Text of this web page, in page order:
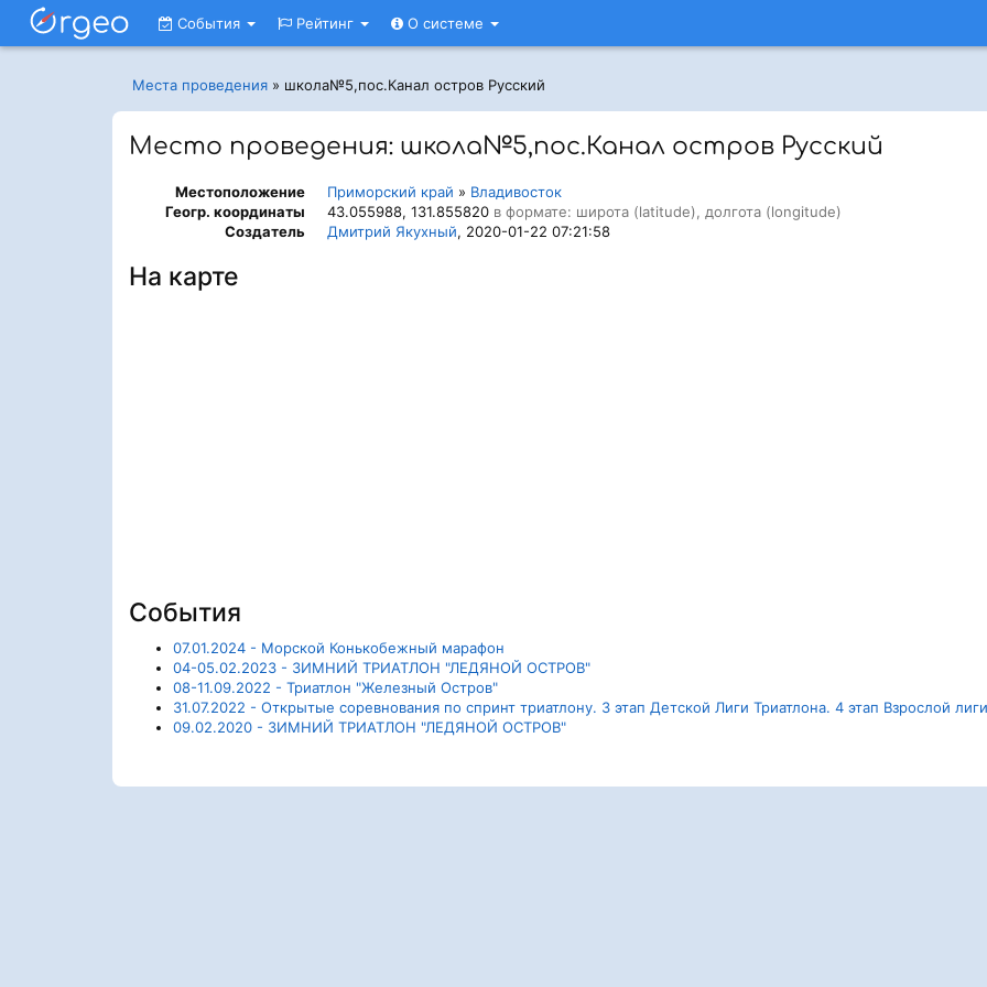
События Рейтинг О системе
Места проведения » школа№5,пос.Канал остров Русский
Место проведения: школа№5,пос.Канал остров Русский
Местоположение Приморский край » Владивосток
Геогр. координаты
43.055988, 131.855820 в формате: широта (latitude), долгота (longitude)
Создатель
Дмитрий Якухный, 2020-01-22 07:21:58
На карте
События
07.01.2024 - Морской Конькобежный марафон
04-05.02.2023 - ЗИМНИЙ ТРИАТЛОН "ЛЕДЯНОЙ ОСТРОВ"
08-11.09.2022 - Триатлон "Железный Остров"
31.07.2022 - Открытые соревнования по спринт триатлону. 3 этап Детской Лиги Триатлона. 4 этап Взрослой лиги
09.02.2020 - ЗИМНИЙ ТРИАТЛОН "ЛЕДЯНОЙ ОСТРОВ"